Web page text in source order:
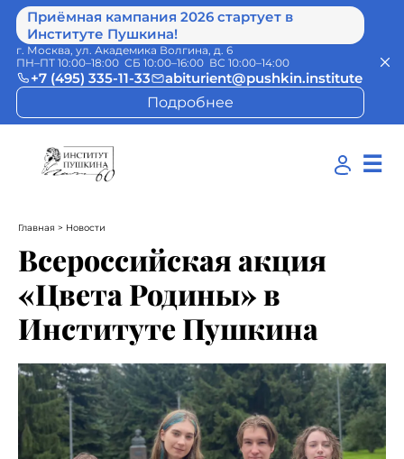
Приёмная кампания 2026 стартует в
Институте Пушкина!
г. Москва, ул. Академика Волгина, д. 6
ПН–ПТ 10:00–18:00 СБ 10:00–16:00 ВС 10:00–14:00
+7 (495) 335-11-33
abiturient@pushkin.institute
Подробнее
☰
Главная > Новости
Всероссийская акция
«Цвета Родины» в
Институте Пушкина